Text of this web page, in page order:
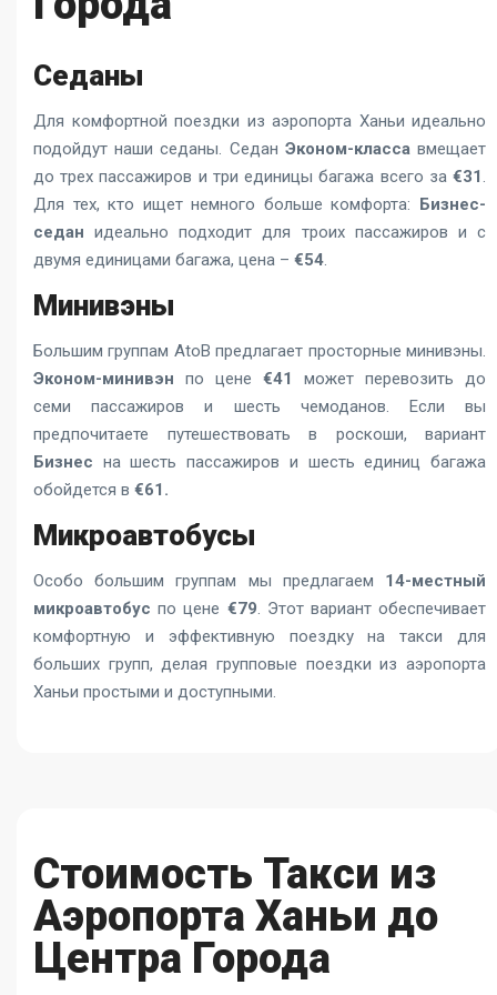
Седаны
Для комфортной поездки из аэропорта Ханьи идеально
подойдут наши седаны. Седан Эконом-классавмещает
до трех пассажиров и три единицы багажа всего за €31 .
Для тех, кто ищет немного больше комфорта:
Бизнес-
седан идеально подходит для троих пассажиров и с
двумя единицами багажа, цена – €54.
Минивэны
Большим группам AtoB предлагает просторные минивэны.
Эконом-минивэн по цене €41
может перевозить до
семи пассажиров и шесть чемоданов. Если вы
предпочитаете путешествовать в роскоши, вариант
Бизнес на шесть пассажиров и шесть единиц багажа
обойдется в €61.
Микроавтобусы
Особо большим группам мы предлагаем 14-местный
микроавтобус по цене €79. Этот вариант обеспечивает
комфортную и эффективную поездку на такси для
больших групп, делая групповые поездки из аэропорта
Ханьи простыми и доступными.
Стоимость Такси из
Аэропорта Ханьи до
Центра Города